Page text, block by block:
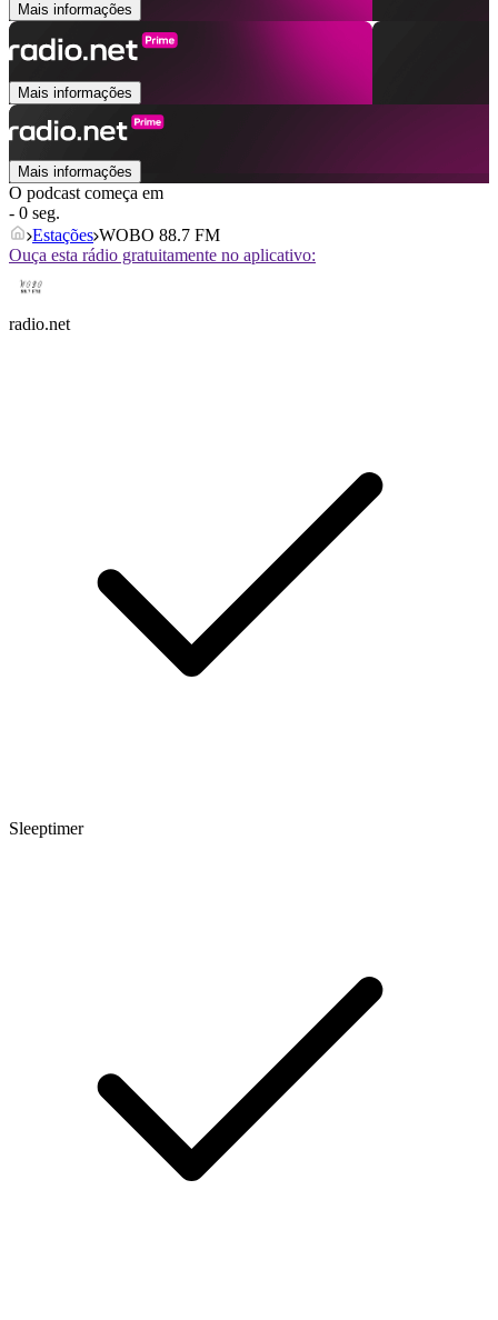
Mais informações
Mais informações
Mais informações
O podcast começa em
- 0 seg.
Estações WOBO 88.7 FM
Ouça esta rádio gratuitamente no aplicativo:
radio.net
Sleeptimer